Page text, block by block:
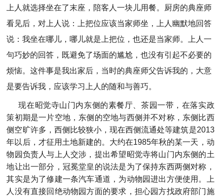
上人就选择坐在了末座，陪客人一块儿用餐。厨房的典座师
看见后，对上人说：上把位应该当家师坐，上人幽默地回答
说：我坐在哪儿，哪儿就是上把位，也还是当家师。上人一
句巧妙的回答，既避免了场面的尴尬，也没有引起不必要的
烦恼。这件事是我出家后，当时的典座师父告诉我的，大意
是要告诉我，应该学习上人的随和与善巧。
现在昭觉寺山门内东侧的素餐厅、茶园一带，在落实政
策初期是一片空地，东侧的空地与西侧并不对称，东侧比西
侧空旷许多，西侧比较狭小，现在西侧流通处等建筑是2013
年以后，才征用土地新建的。大约在1985年秋的某一天，动
物园负责人与上人交涉，提出希望昭觉寺将山门内东侧的土
地让出一部分，冠冕堂皇的说法是为了保持东西两侧对称，
其实是为了修建一条汽车通道，为动物园进出方便使用。上
人没有直接回绝动物园方面的要求，担心园方找政府部门施